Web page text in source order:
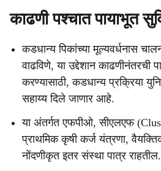
काढणी पश्चात पायाभूत
कडधान्य पिकांच्या मूल्यवर्धनास
वाढविणे, या उद्देशान काढणीनंतरची
करण्यासाठी, कडधान्य प्रक्रिया
सहाय्य दिले जाणार आहे.
या अंतर्गत एफपीओ, सीएलएफ
प्राथमिक कृषी कर्ज यंत्रणा,
नोंदणीकृत इतर संस्था पात्र राहतील.